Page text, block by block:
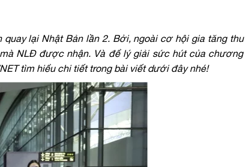
quay lại Nhật Bản lần 2. Bởi, ngoài cơ hội gia tăng thu
NLĐ được nhận. Và để lý giải sức hút của chương
tìm hiểu chi tiết trong bài viết dưới đây nhé!